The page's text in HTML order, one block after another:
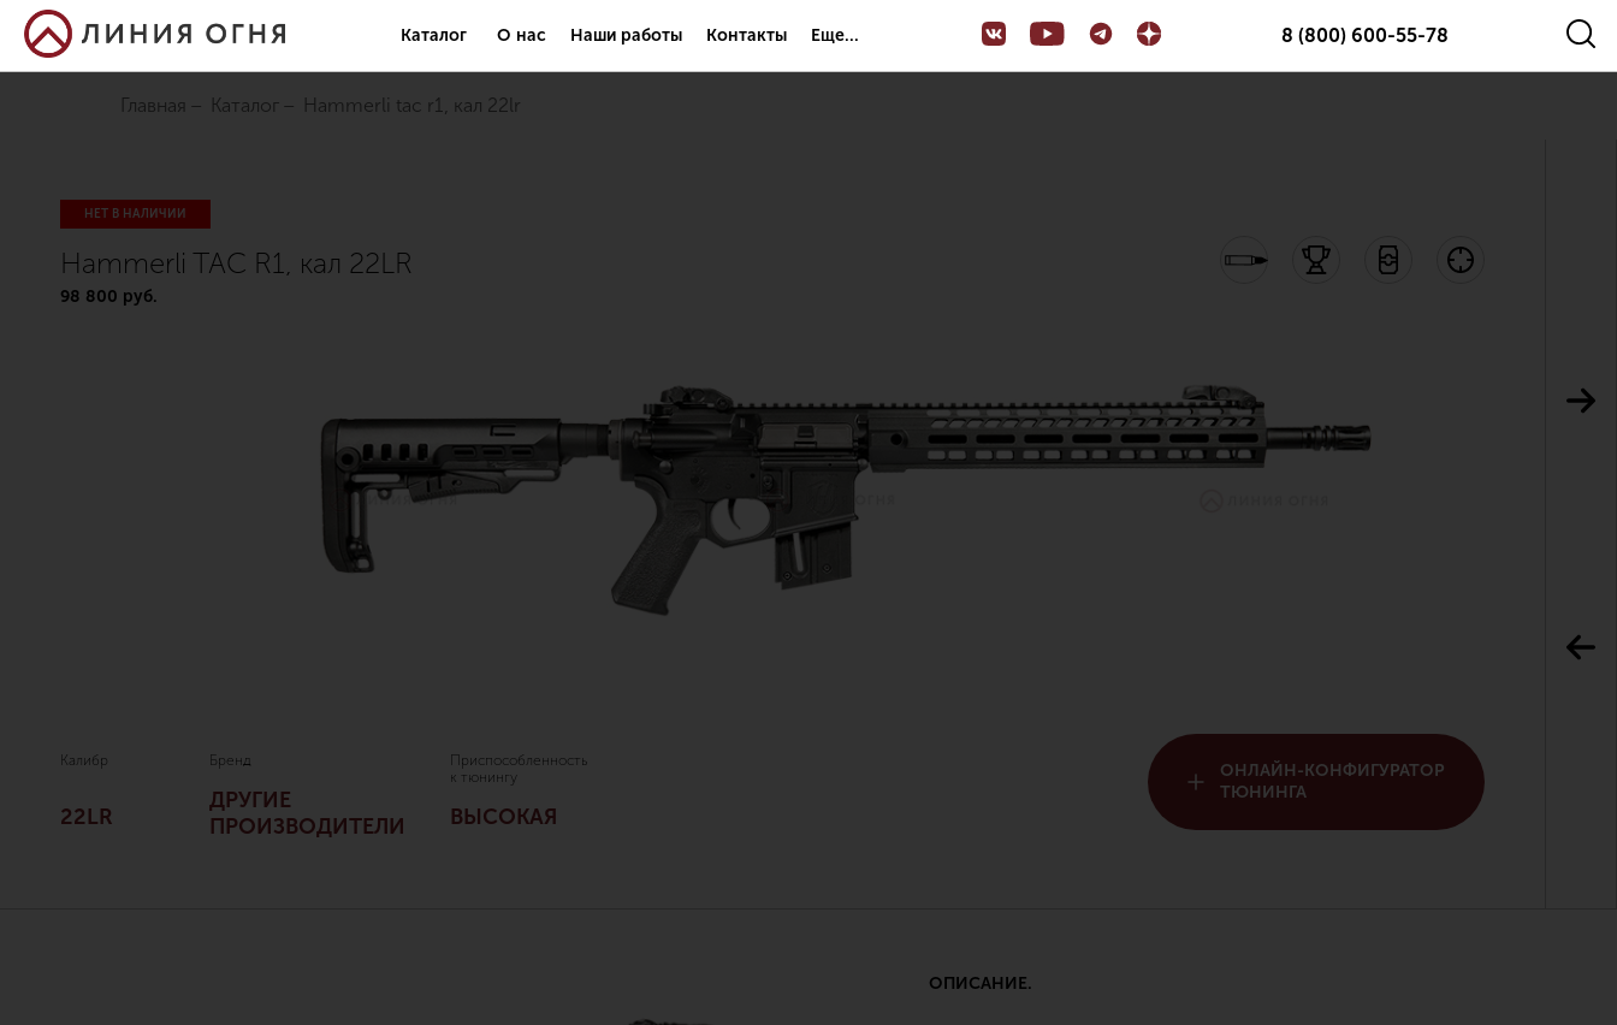
Каталог О нас Наши работы Контакты Еще... 8 (800) 600-55-78
Главная Каталог hammerli tac r1, кал 22lr
НЕТ В НАЛИЧИИ
Hammerli TAC R1, кал 22LR
98 800 руб.
Калибр
22LR
Бренд
ДРУГИЕ
ПРОИЗВОДИТЕЛИ
Приспособленность
к тюнингу
ВЫСОКАЯ
ОНЛАЙН-КОНФИГУРАТОР
ТЮНИНГА
ОПИСАНИЕ.